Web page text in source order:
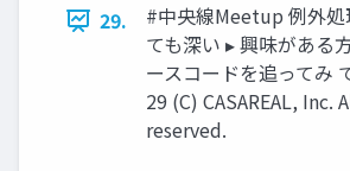
29.
#中央線Meetup 例外処
ても深い ▸ 興味がある
ースコードを追ってみ
29 (C) CASAREAL, Inc.
reserved.